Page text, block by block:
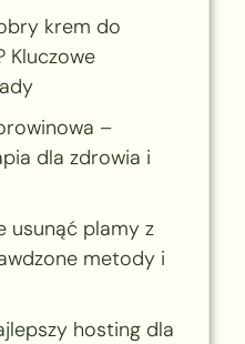
krem do
Kluczowe
–
dla zdrowia i
usunąć plamy z
metody i
hosting dla